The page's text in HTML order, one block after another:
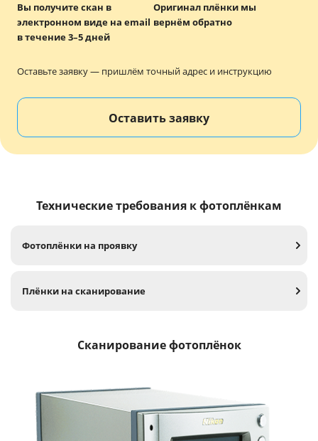
Вы получите скан в
электронном виде на email
в течение 3–5 дней
Оригинал плёнки мы
вернём обратно
Оставьте заявку — пришлём точный адрес и инструкцию
Оставить заявку
Технические требования к фотоплёнкам
Фотоплёнки на проявку
Плёнки на сканирование
Сканирование фотоплёнок